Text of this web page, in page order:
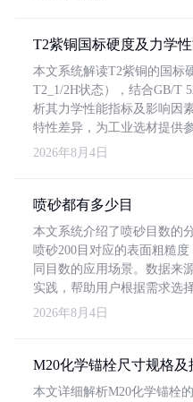
T2紫铜国标硬度及力学
本文系统解读T2紫铜的国标
T2_1/2H状态），结合GB/T
析其力学性能指标及影响因
特性差异，为工业选材提供参
2026年8月4日
喷砂都有多少目
本文系统介绍了喷砂目数的
喷砂200目对应的表面粗糙
同目数的应用场景。数据来
实践，帮助用户根据需求选
2026年8月4日
M20化学锚栓尺寸规格
本文详细解析M20化学锚栓